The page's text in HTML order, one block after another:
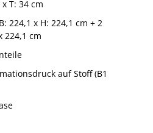
T: 34 cm
224,1 x H: 224,1 cm + 2
224,1 cm
auf Stoff (B1